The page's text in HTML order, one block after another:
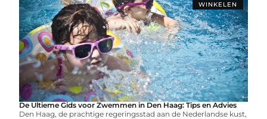
WINKELEN
De Ultieme Gids voor Zwemmen in Den Haag: Tips en Advies
Den Haag, de prachtige regeringsstad aan de Nederlandse kust,